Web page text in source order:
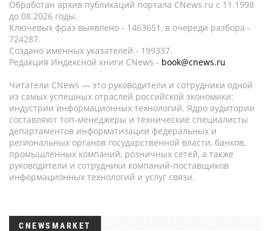
Обработан архив публикаций портала CNews.ru c 11.1998
до 08.2026 годы.
Ключевых фраз выявлено - 1463651, в очереди разбора -
724287.
Создано именных указателей - 199337.
Редакция Индексной книги CNews - book@cnews.ru
Читатели CNews — это руководители и сотрудники одной
из самых успешных отраслей российской экономики:
индустрии информационных технологий. Ядро аудитории
составляют топ-менеджеры и технические специалисты
департаментов информатизации федеральных и
региональных органов государственной власти, банков,
промышленных компаний, розничных сетей, а также
руководители и сотрудники компаний-поставщиков
информационных технологий и услуг связи.
CNEWSMARKET